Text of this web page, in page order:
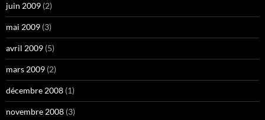
juin 2009 (2)
mai 2009 (3)
avril 2009 (5)
mars 2009 (2)
décembre 2008 (1)
novembre 2008 (3)